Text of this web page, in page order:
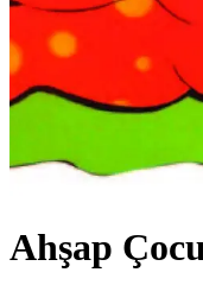
Ahşap